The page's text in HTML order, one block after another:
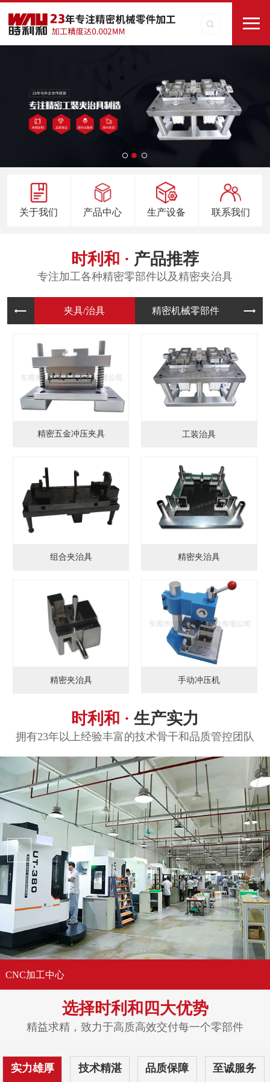
关于我们 产品中心 生产设备 联系我们
时利和 · 产品推荐
专注加工各种精密零部件以及精密夹治具
夹具/治 精密机械
精密五金冲压夹具 工装治具
组合夹治具 精密夹治具
精密夹治具 手动冲压机
时利和 · 生产实力
拥有23年以上经验丰富的技术骨干和品质管控团队
CNC加工中心
选择时利和 四大优势
精益求精，致力于高质高效交付每一个零部件
实力雄厚 技术精湛 品质保障 至诚服务